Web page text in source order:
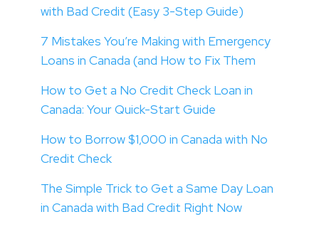
with Bad Credit (Easy 3-Step Guide)
7 Mistakes You’re Making with Emergency
Loans in Canada (and How to Fix Them
How to Get a No Credit Check Loan in
Canada: Your Quick-Start Guide
How to Borrow $1,000 in Canada with No
Credit Check
The Simple Trick to Get a Same Day Loan
in Canada with Bad Credit Right Now